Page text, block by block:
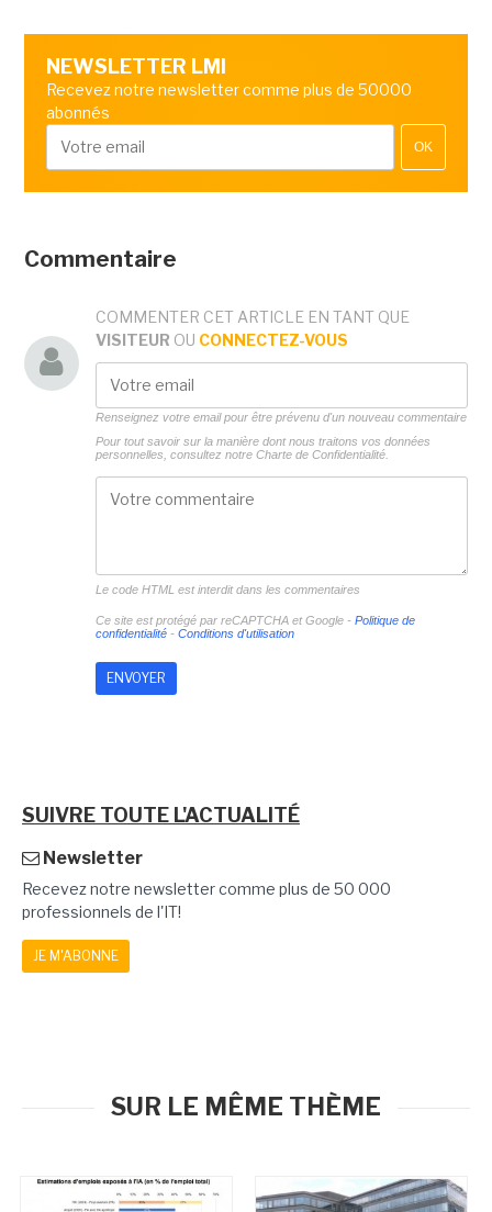
NEWSLETTER LMI
Recevez notre newsletter comme plus de 50000
abonnés
OK
Commentaire
COMMENTER CET ARTICLE EN TANT QUE
VISITEUR OU CONNECTEZ-VOUS
Renseignez votre email pour être prévenu d'un nouveau commentaire
Pour tout savoir sur la manière dont nous traitons vos données
personnelles, consultez notre Charte de Confidentialité.
Le code HTML est interdit dans les commentaires
Ce site est protégé par reCAPTCHA et Google - Politique de
confidentialité- Conditions d'utilisation
SUIVRE TOUTE L'ACTUALITÉ
Newsletter
Recevez notre newsletter comme plus de 50 000
professionnels de l'IT!
JE M'ABONNE
SUR LE MÊME THÈME